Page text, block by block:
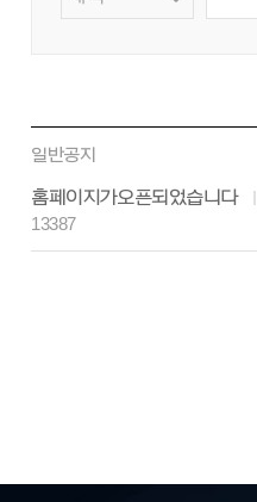
일반공지
홈페이지가 오픈되었습니다
13387